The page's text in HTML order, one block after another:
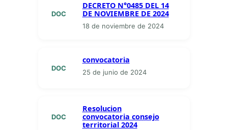
DOC
DECRETO N°0485 DEL 14
DE NOVIEMBRE DE 2024
18 de noviembre de 2024
DOC
convocatoria
25 de junio de 2024
DOC
Resolucion
convocatoria consejo
territorial 2024